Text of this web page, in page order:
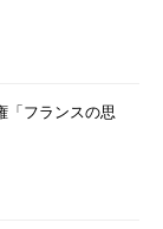
「フランスの思